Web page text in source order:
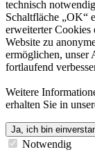
technisch
Schaltfläche „OK“
erweiterter Cookies
Website zu
ermöglichen, unser
fortlaufend
Weitere
erhalten Sie in
Ja, ich bin
Notwendig